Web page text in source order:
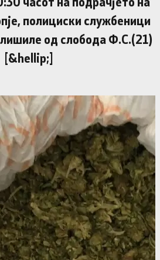
полициски службеници
од слобода Ф.С.(21)
[&hellip;]